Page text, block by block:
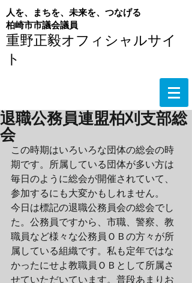
重野正毅オフィシャルサイ
ト
人を、まちを、未来を、つなげる
​柏崎市市議会議員
退職公務員連盟柏刈支部総
会
この時期はいろいろな団体の総会の時
期です。所属している団体が多い方は
毎日のように総会が開催されていて、
参加するにも大変かもしれません。
今日は標記の退職公務員会の総会でし
た。公務員ですから、市職、警察、教
職員など様々な公務員ＯＢの方々が所
属している組織です。私も定年ではな
かったにせよ教職員ＯＢとして所属さ
せていただいています。普段あまりお